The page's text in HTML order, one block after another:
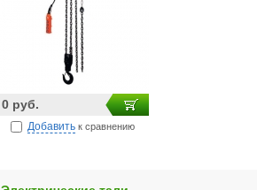
0 руб.
Добавить к сравнению